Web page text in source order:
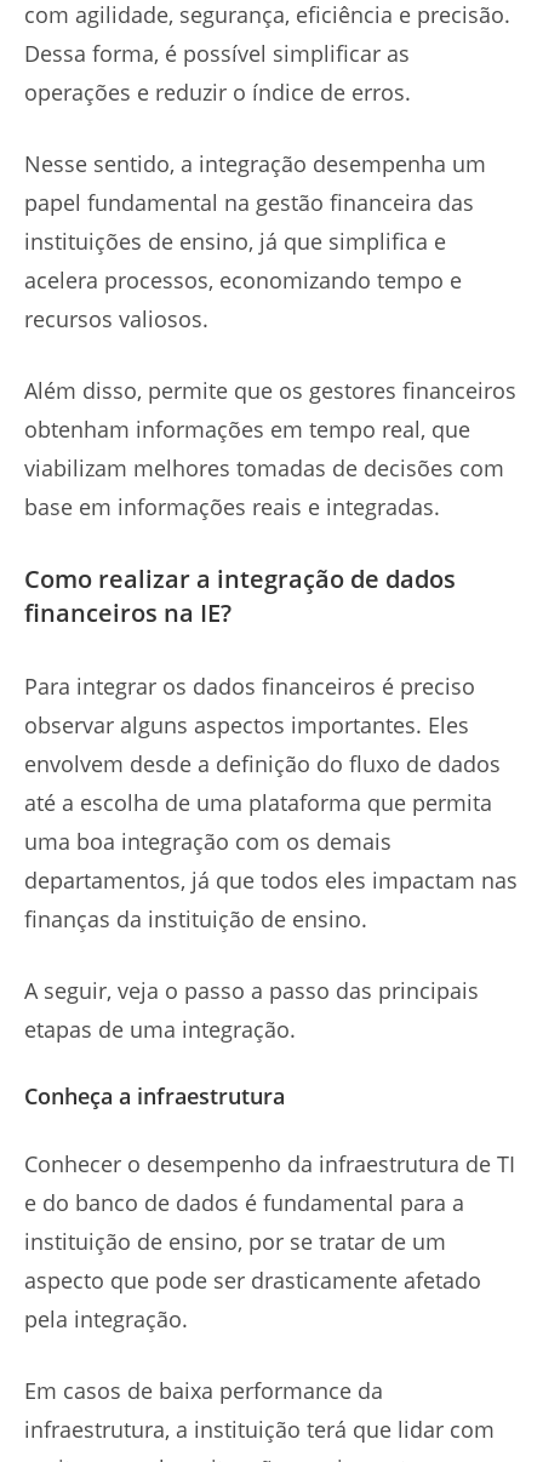
com agilidade, segurança, eficiência e precisão.
Dessa forma, é possível simplificar as
operações e reduzir o índice de erros.
Nesse sentido, a integração desempenha um
papel fundamental na gestão financeira das
instituições de ensino, já que simplifica e
acelera processos, economizando tempo e
recursos valiosos.
Além disso, permite que os gestores financeiros
obtenham informações em tempo real, que
viabilizam melhores tomadas de decisões com
base em informações reais e integradas.
Como realizar a integração de dados
financeiros na IE?
Para integrar os dados financeiros é preciso
observar alguns aspectos importantes. Eles
envolvem desde a definição do fluxo de dados
até a escolha de uma plataforma que permita
uma boa integração com os demais
departamentos, já que todos eles impactam nas
finanças da instituição de ensino.
A seguir, veja o passo a passo das principais
etapas de uma integração.
Conheça a infraestrutura
Conhecer o desempenho da infraestrutura de TI
e do banco de dados é fundamental para a
instituição de ensino, por se tratar de um
aspecto que pode ser drasticamente afetado
pela integração.
Em casos de baixa performance da
infraestrutura, a instituição terá que lidar com